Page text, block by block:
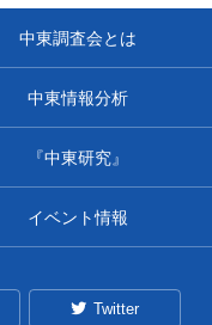
中東調査会とは
中東情報分析
『中東研究』
イベント情報
Twitter